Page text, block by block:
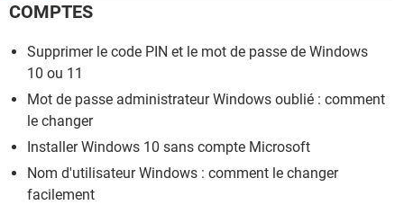
COMPTES
Supprimer le code PIN et le mot de passe de Windows
10 ou 11
Mot de passe administrateur Windows oublié : comment
le changer
Installer Windows 10 sans compte Microsoft
Nom d'utilisateur Windows : comment le changer
facilement